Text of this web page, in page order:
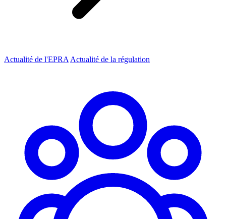
Actualité de l'EPRA Actualité de la régulation